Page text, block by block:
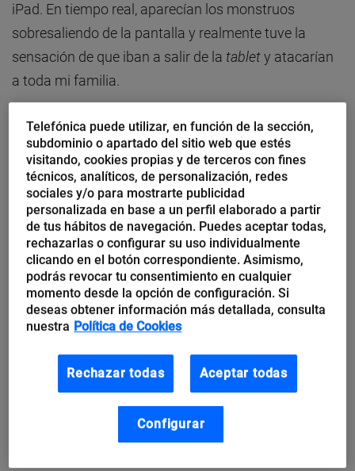
iPad. En tiempo real, aparecían los monstruos
sobresaliendo de la pantalla y realmente tuve la
sensación de que iban a salir de la tablety atacarían
a toda mi familia.
¿Qué es la realidad aumentada?“Su abreviación es
RA (en inglés Augmented Reality (AR)) y es el término
que se usa para definir una visión directa o indirecta
de un entorno físico del mundo real, cuyos elementos
se combinan con elementos virtuales para la creación
de una realidad mixta en tiempo real”.La realidad
aumentada nos permite fusionar, añadir y ampliar, en
tiempo real, el momento que estamos viviendo
físicamente, con información digital y contenido
de usuarios, para tener nuevas experiencias. Es una
No podemos confundir la realidad aumentada con la
Telefónica puede utilizar, en función de la sección,
subdominio o apartado del sitio web que estés
visitando, cookies propias y de terceros con fines
técnicos, analíticos, de personalización, redes
sociales y/o para mostrarte publicidad
personalizada en base a un perfil elaborado a partir
de tus hábitos de navegación. Puedes aceptar todas,
rechazarlas o configurar su uso individualmente
clicando en el botón correspondiente. Asimismo,
podrás revocar tu consentimiento en cualquier
momento desde la opción de configuración. Si
deseas obtener información más detallada, consulta
nuestra Política de Cookies
Rechazar todas Aceptar todas
Configurar